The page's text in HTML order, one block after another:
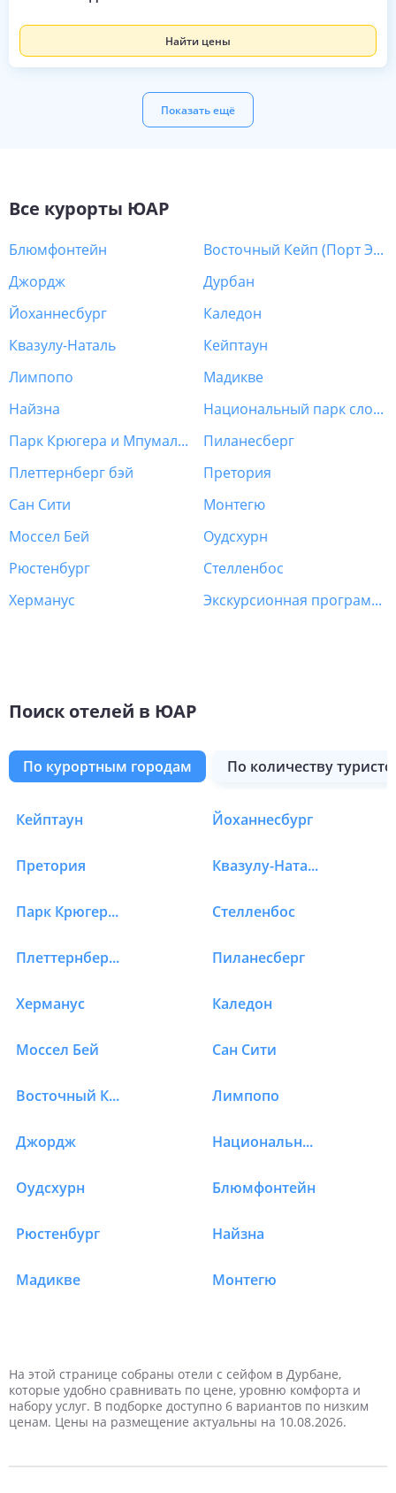
Найти цены
Показать ещё
Популярные направления для
Популярные направления для активного
Популярные направления для
Популярные направления для
Все курорты ЮАР
Блюмфонтейн
Восточный Кейп (Порт Элизабет)
Джордж
Дурбан
Йоханнесбург
Каледон
Квазулу-Наталь
Кейптаун
Лимпопо
Мадикве
Найзна
Национальный парк слонов Эддо
Парк Крюгера и Мпумаланга
Пиланесберг
Плеттернберг бэй
Претория
Сан Сити
Монтегю
Моссел Бей
Оудсхурн
Рюстенбург
Стелленбос
Херманус
Экскурсионная программа ЮАР
Поиск отелей в ЮАР
по курортным городам по количеству
Отели в ЮАР в Дурбан
Кейптаун Йоханнесбург
Претория Квазулу-Наталь
Парк Крюгера и Мпумаланга Стелленбос
Плеттернберг бэй Пиланесберг
Херманус Каледон
Моссел Бей Сан Сити
Восточный Кейп (Порт Элизабет) Лимпопо
Джордж Национальный парк слонов Эддо
Оудсхурн Блюмфонтейн
Рюстенбург Найзна
Мадикве Монтегю
3 туриста 4 туриста
3 дня 4 дня
5 дней 6 дней
7 дней 8 дней
Март Апрель
Май Июнь
Июль Август
Недорогие Дорогие
Самые дорогие
На этой странице собраны отели с сейфом в Дурбане,
которые удобно сравнивать по цене, уровню комфорта и
набору услуг. В подборке доступно 6 вариантов по низким
ценам. Цены на размещение актуальны на 10.08.2026.